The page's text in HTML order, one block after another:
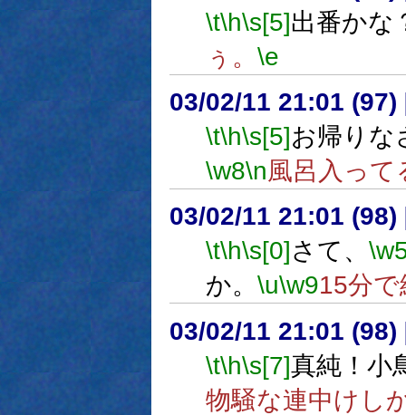
\t\h\s[5]出番かな
ぅ。 \e
03/02/11 21:01 (97)
\t\h\s[5]お帰りな
\w8\n風呂入って
03/02/11 21:01 (98)
\t\h\s[0] さて、
か。 \u\w915分
03/02/11 21:01 (98)
\t\h\s[7]真純！小
物騒な連中けし